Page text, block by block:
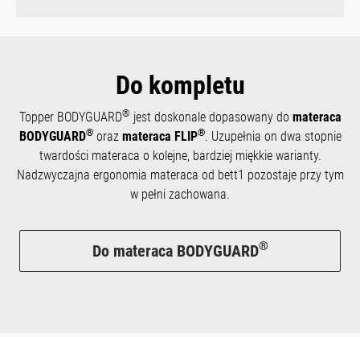
Do kompletu
Topper BODYGUARD® jest doskonale dopasowany do materaca
BODYGUARD®oraz materaca FLIP®. Uzupełnia on dwa stopnie
twardości materaca o kolejne, bardziej miękkie warianty.
Nadzwyczajna ergonomia materaca od bett1 pozostaje przy tym
w pełni zachowana.
Do materaca BODYGUARD®